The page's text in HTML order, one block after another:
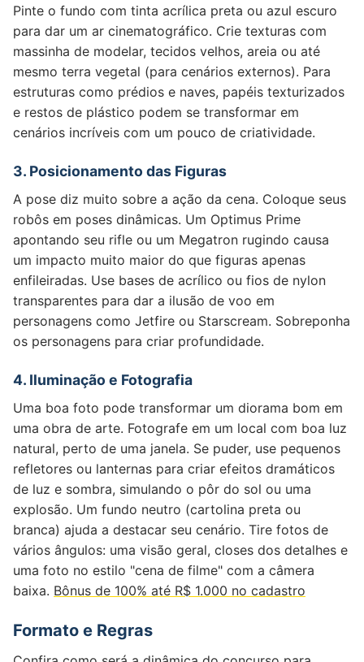
Pinte o fundo com tinta acrílica preta ou azul escuro
para dar um ar cinematográfico. Crie texturas com
massinha de modelar, tecidos velhos, areia ou até
mesmo terra vegetal (para cenários externos). Para
estruturas como prédios e naves, papéis texturizados
e restos de plástico podem se transformar em
cenários incríveis com um pouco de criatividade.
3. Posicionamento das Figuras
A pose diz muito sobre a ação da cena. Coloque seus
robôs em poses dinâmicas. Um Optimus Prime
apontando seu rifle ou um Megatron rugindo causa
um impacto muito maior do que figuras apenas
enfileiradas. Use bases de acrílico ou fios de nylon
transparentes para dar a ilusão de voo em
personagens como Jetfire ou Starscream. Sobreponha
os personagens para criar profundidade.
4. Iluminação e Fotografia
Uma boa foto pode transformar um diorama bom em
uma obra de arte. Fotografe em um local com boa luz
natural, perto de uma janela. Se puder, use pequenos
refletores ou lanternas para criar efeitos dramáticos
de luz e sombra, simulando o pôr do sol ou uma
explosão. Um fundo neutro (cartolina preta ou
branca) ajuda a destacar seu cenário. Tire fotos de
vários ângulos: uma visão geral, closes dos detalhes e
uma foto no estilo "cena de filme" com a câmera
baixa. Bônus de 100% até R$ 1.000 no cadastro
Formato e Regras